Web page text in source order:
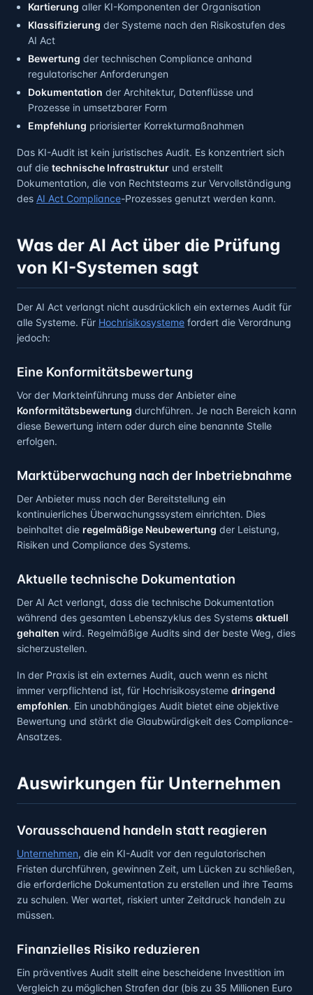
Kartierung aller KI-Komponenten der Organisation
Klassifizierung der Systeme nach den Risikostufen des
AI Act
Bewertung der technischen Compliance anhand
regulatorischer Anforderungen
Dokumentation der Architektur, Datenflüsse und
Prozesse in umsetzbarer Form
Empfehlung priorisierter Korrekturmaßnahmen
Das KI-Audit ist kein juristisches Audit. Es konzentriert sich
auf die technische Infrastruktur und erstellt
Dokumentation, die von Rechtsteams zur Vervollständigung
des AI Act Compliance-Prozesses genutzt werden kann.
Was der AI Act über die Prüfung
von KI-Systemen sagt
Der AI Act verlangt nicht ausdrücklich ein externes Audit für
alle Systeme. Für Hochrisikosysteme fordert die Verordnung
jedoch:
Eine Konformitätsbewertung
Vor der Markteinführung muss der Anbieter eine
Konformitätsbewertung durchführen. Je nach Bereich kann
diese Bewertung intern oder durch eine benannte Stelle
erfolgen.
Marktüberwachung nach der Inbetriebnahme
Der Anbieter muss nach der Bereitstellung ein
kontinuierliches Überwachungssystem einrichten. Dies
beinhaltet die regelmäßige Neubewertung der Leistung,
Risiken und Compliance des Systems.
Aktuelle technische Dokumentation
Der AI Act verlangt, dass die technische Dokumentation
während des gesamten Lebenszyklus des Systems aktuell
gehalten wird. Regelmäßige Audits sind der beste Weg, dies
sicherzustellen.
In der Praxis ist ein externes Audit, auch wenn es nicht
immer verpflichtend ist, für Hochrisikosysteme dringend
empfohlen. Ein unabhängiges Audit bietet eine objektive
Bewertung und stärkt die Glaubwürdigkeit des Compliance-
Ansatzes.
Auswirkungen für Unternehmen
Vorausschauend handeln statt reagieren
Unternehmen, die ein KI-Audit vor den regulatorischen
Fristen durchführen, gewinnen Zeit, um Lücken zu schließen,
die erforderliche Dokumentation zu erstellen und ihre Teams
zu schulen. Wer wartet, riskiert unter Zeitdruck handeln zu
müssen.
Finanzielles Risiko reduzieren
Ein präventives Audit stellt eine bescheidene Investition im
Vergleich zu möglichen Strafen dar (bis zu 35 Millionen Euro